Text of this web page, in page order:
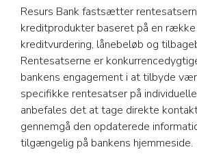
Resurs Bank fastsætter
kreditprodukter baseret på en
kreditvurdering, lånebeløb og
Rentesatserne er
bankens engagement i at tilbyde
specifikke rentesatser på
anbefales det at tage direkte
gennemgå den opdaterede
tilgængelig på bankens hjemmeside.